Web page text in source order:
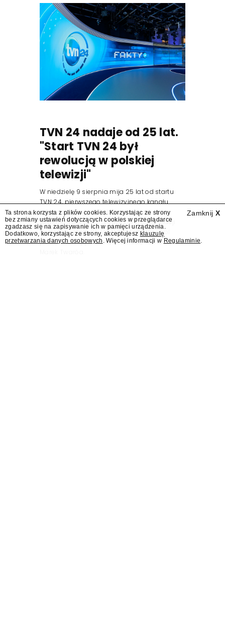
TVN 24 nadaje od 25 lat.
"Start TVN 24 był
rewolucją w polskiej
telewizji"
W niedzielę 9 sierpnia mija 25 lat od startu
TVN 24, pierwszego telewizyjnego kanału
informacyjnego w Polsce. Na ten dzień
zaplanowano finał urodzinowej trasy stacji
"Jesteśmy stąd". 25 lat TVN 24 dla Press.pl
podsumowują Jarosław Kuźniar, Tomasz Lis i
Zamknij X
Ta strona korzysta z plików cookies. Korzystając ze strony
bez zmiany ustawień dotyczących cookies w przeglądarce
zgadzasz się na zapisywanie ich w pamięci urządzenia.
Dodatkowo, korzystając ze strony, akceptujesz klauzulę
przetwarzania danych osobowych . Więcej informacji w Regulaminie.